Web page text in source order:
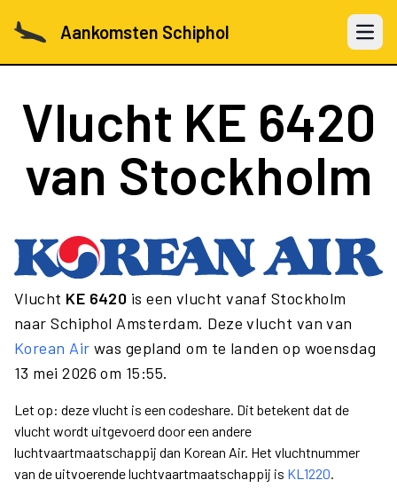
Aankomsten Schiphol Open
Vlucht KE 6420
van Stockholm
Vlucht KE 6420 is een vlucht vanaf Stockholm
naar Schiphol Amsterdam. Deze vlucht van van
Korean Air was gepland om te landen op woensdag
13 mei 2026 om 15:55.
Let op: deze vlucht is een codeshare. Dit betekent dat de
vlucht wordt uitgevoerd door een andere
luchtvaartmaatschappij dan Korean Air. Het vluchtnummer
van de uitvoerende luchtvaartmaatschappij is KL1220.